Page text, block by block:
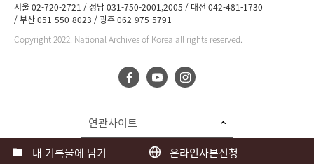
내 기록물에 담기 온라인사본신청
서울 02-720-2721 성남 031-750-2001,2005
대전 042-481-1730
부산 051-550-8023
광주 062-975-5791
Copyright 2022. National Archives of Korea all rights reserved.
연관사이트